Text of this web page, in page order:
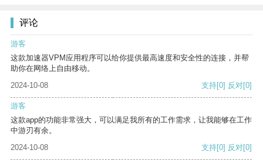
评论
游客
这款加速器VPM应用程序可以给你提供最高速度和安全性的连接，并帮
助你在网络上自由移动。
2024-10-08
支持[0] 反对[0]
游客
这款app的功能非常强大，可以满足我所有的工作需求，让我能够在工作
中游刃有余。
2024-10-08
支持[0] 反对[0]